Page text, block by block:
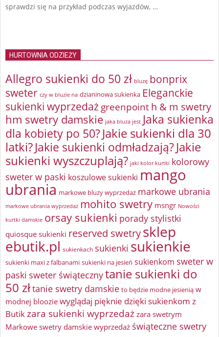
sprawdzi się na przykład podczas wyjazdów, …
HURTOWNIA ODZIEŻY
Allegro sukienki do 50 zł bluzę bonprix
sweter czy w bluzie na dzianinowa sukienka Eleganckie
sukienki wyprzedaż greenpointh & m swetry
hm swetry damskie jaka bluza jest Jaka sukienka
dla kobiety po 50?Jakie sukienki dla 30
latki?Jakie sukienki odmładzają?Jakie
sukienki wyszczuplają? jaki kolor kurtki kolorowy
sweter w paski koszulowe sukienki mango
ubrania markowe bluzy wyprzedaż markowe ubrania
markowe ubrania wyprzedaż mohito swetry msngr Nowości
kurtki damskie orsay sukienki porady stylistki
quiosque sukienki reserved swetrysklep
ebutik.pl sukienkach sukienki sukienkie
sukienki maxi z falbanami sukienki na jesień sukienkom sweter w
paski sweter świątecznytanie sukienki do
50 złtanie swetry damskie to będzie modne jesienią w
modnej bloozie wyglądaj pięknie dzięki sukienkom z
Butikzara sukienki wyprzedażzara swetrym
Markowe swetry damskie wyprzedaż świąteczne swetry